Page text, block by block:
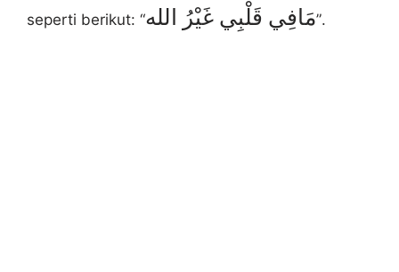
seperti berikut: “مَافِي قَلْبِي غَيْرُ الله”.